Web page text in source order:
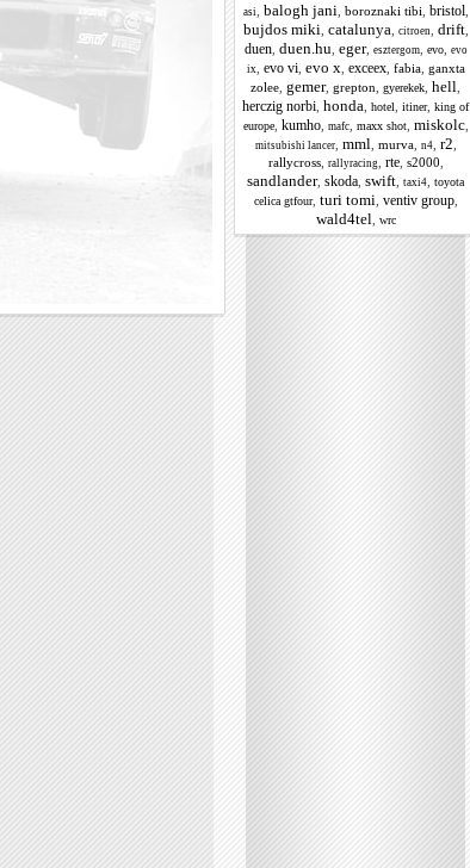
asi balogh jani boroznaki tibi bristol
bujdos miki catalunya citroen drift,
duen, duen.hu eger, esztergom, evo, evo
ix
evo vi, evo x exceex, fabia, ganxta
zolee gemer, grepton gyerekek hell
herczig norbi honda hotel itiner, king of
europe, kumho, mafc, maxx shot, miskolc,
mitsubishi lancer, mml murva, n4, r2
rallycross, rallyracing rte, s2000
sandlander, skoda swift taxi4 toyota
celica gtfour, turi tomi ventiv group,
wald4tel wrc